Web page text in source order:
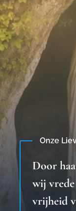
Onze
Door
wij
vrijheid